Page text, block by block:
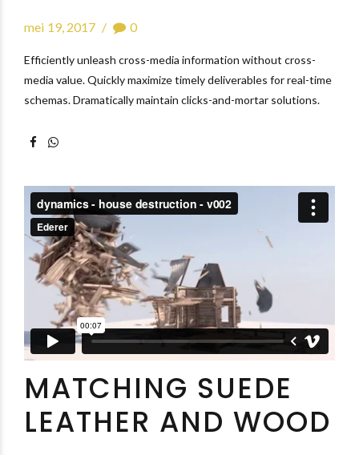
mei 19, 2017 0
Efficiently unleash cross-media information without cross-
media value. Quickly maximize timely deliverables for real-time
schemas. Dramatically maintain clicks-and-mortar solutions.
MATCHING SUEDE
LEATHER AND WOOD